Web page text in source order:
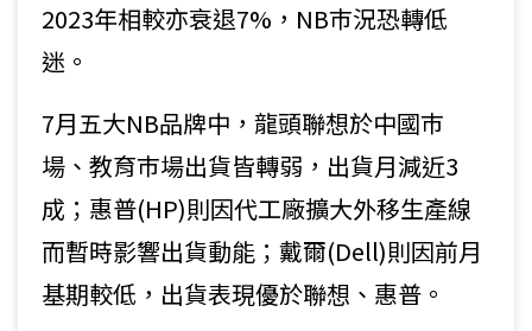
2023年相較亦衰退7%，NB巿況恐轉低
迷。
7月五大NB品牌中，龍頭聯想於中國巿
場、教育巿場出貨皆轉弱，出貨月減近3
成；惠普(HP)則因代工廠擴大外移生產線
而暫時影響出貨動能；戴爾(Dell)則因前月
基期較低，出貨表現優於聯想、惠普。